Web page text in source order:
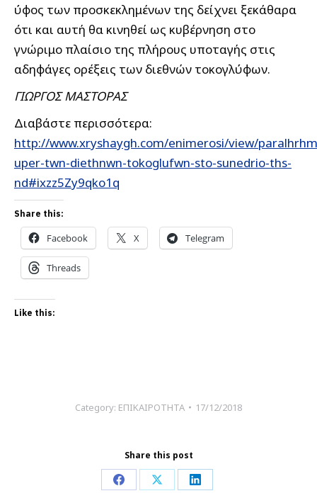
ύφος των προσκεκλημένων της δείχνει ξεκάθαρα
ότι και αυτή θα κινηθεί ως κυβέρνηση στο
γνώριμο πλαίσιο της πλήρους υποταγής στις
αδηφάγες ορέξεις των διεθνών τοκογλύφων.
ΓΙΩΡΓΟΣ ΜΑΣΤΟΡΑΣ
Διαβάστε περισσότερα:
http://www.xryshaygh.com/enimerosi/view/
uper-twn-diethnwn-tokoglufwn-sto-sunedrio-ths-
nd#ixzz5Zy9qko1q
Share this:
Facebook X Telegram
Threads
Like this:
Category: ΕΠΙΚΑΙΡΟΤΗΤΑ 17/12/2018
Share this post
Share Share Share